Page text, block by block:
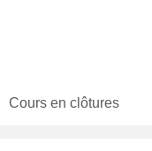
Cours en clôtures